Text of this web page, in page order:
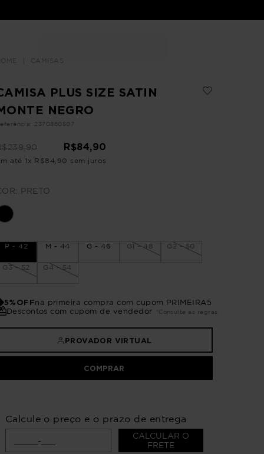
CAMISAS
PLUS SIZE SATIN
NEGRO
: 2370860507
239,90 R$84,90
até 1 x R$84 90 sem juros
PRETO
P - 42 M - 44 G - 46 G1 - 48 G2 - 50
G3 - 52 G4 - 54
5%OFFna primeira compra com cupom PRIMEIRA5
Descontos com cupom de vendedor
*Consulte as regras
PROVADOR VIRTUAL
COMPRAR
Calcule o preço e o prazo de entrega
CALCULAR O
FRETE